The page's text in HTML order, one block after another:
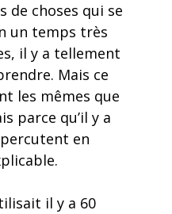
de choses qui se
un temps très
il y a tellement
Mais ce
les mêmes que
parce qu’il y a
en
il y a 60